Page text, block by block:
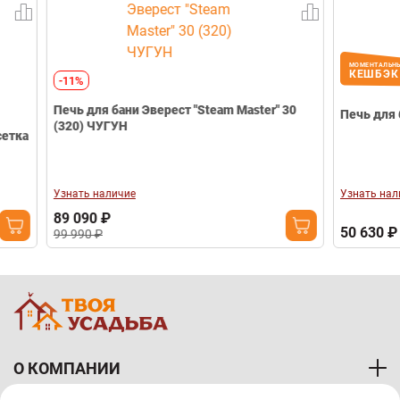
Печь для бани Эверест "Steam Master" 30
(320) ЧУГУН
Узнать наличие
89 090 ₽
99 990 ₽
МОМЕНТАЛЬНЫЙ
КЕШБЭК 20
Печь для бани
Узнать наличие
50 630 ₽
О КОМПАНИИ